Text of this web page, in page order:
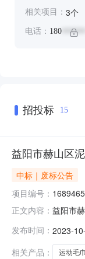
相关项目： 3个
电话： 180 ******
招投标 15
益阳市赫山区
中标｜废标公告
项目编号：
正文内容： 益阳市
整/预算
理机构
发布时间： 2023-
相关产品：
运动毛巾